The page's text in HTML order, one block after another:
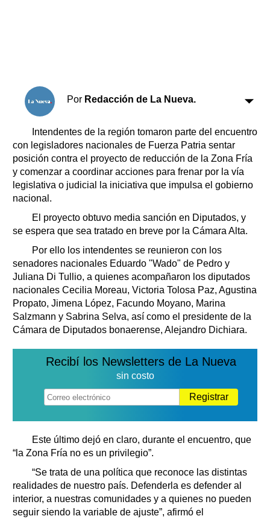
Por Redacción de La Nueva.
Intendentes de la región tomaron parte del encuentro
con legisladores nacionales de Fuerza Patria sentar
posición contra el proyecto de reducción de la Zona Fría
y comenzar a coordinar acciones para frenar por la vía
legislativa o judicial la iniciativa que impulsa el gobierno
nacional.
El proyecto obtuvo media sanción en Diputados, y
se espera que sea tratado en breve por la Cámara Alta.
Por ello los intendentes se reunieron con los
senadores nacionales Eduardo "Wado" de Pedro y
Juliana Di Tullio, a quienes acompañaron los diputados
nacionales Cecilia Moreau, Victoria Tolosa Paz, Agustina
Propato, Jimena López, Facundo Moyano, Marina
Salzmann y Sabrina Selva, así como el presidente de la
Cámara de Diputados bonaerense, Alejandro Dichiara.
Recibí los Newsletters de La Nueva
sin costo
Registrar
Este último dejó en claro, durante el encuentro, que
“la Zona Fría no es un privilegio”.
“Se trata de una política que reconoce las distintas
realidades de nuestro país. Defenderla es defender al
interior, a nuestras comunidades y a quienes no pueden
seguir siendo la variable de ajuste”, afirmó el